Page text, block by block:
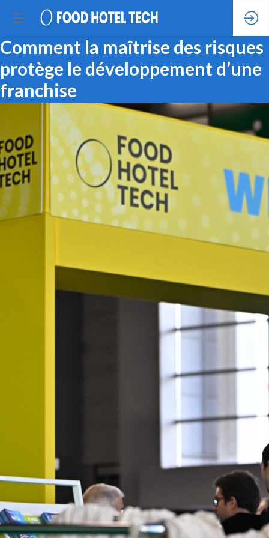
Comment la maîtrise des risques
protège le développement d’une
franchise